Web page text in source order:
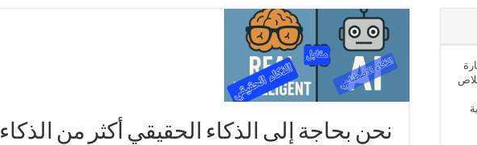
نحن بحاجة إلى الذكاء الحقيقي أكثر من الذكاء